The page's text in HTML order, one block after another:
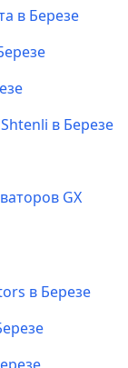
в Березе
в Березе
GX
в Березе